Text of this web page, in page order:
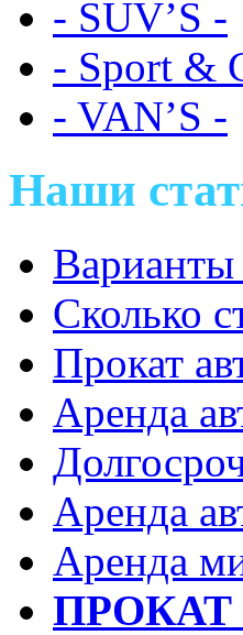
- SUV’S -
- Sport &
- VAN’S -
Наши
Варианты
Сколько
Прокат
Аренда
Аренда
Аренда
ПРОКАТ